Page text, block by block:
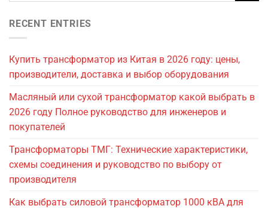
RECENT ENTRIES
Купить трансформатор из Китая в 2026 году: цены,
производители, доставка и выбор оборудования
Масляный или сухой трансформатор какой выбрать в
2026 году Полное руководство для инженеров и
покупателей
Трансформаторы ТМГ: Технические характеристики,
схемы соединения и руководство по выбору от
производителя
Как выбрать силовой трансформатор 1000 кВА для